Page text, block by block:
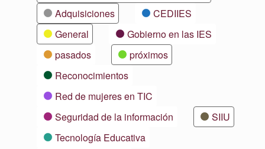
Adquisiciones
CEDIIES
General
Gobierno en las IES
pasados
próximos
Reconocimientos
Red de mujeres en TIC
Seguridad de la información
SIIU
Tecnología Educativa